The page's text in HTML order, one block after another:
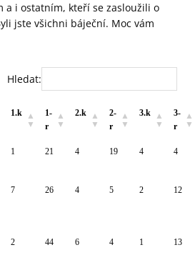
a i ostatním, kteří se zasloužili o
jste všichni báječní. Moc vám
Hledat:
1.k
1-
r
2.k
2-
r
3.k
3-
r
1 21 4 19 4 4
7 26 4 5 2 12
2 44 6 4 1 13